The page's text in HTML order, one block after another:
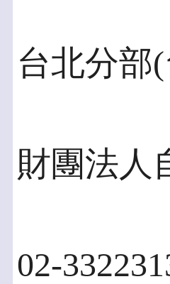
台北分部
財團法人
02-